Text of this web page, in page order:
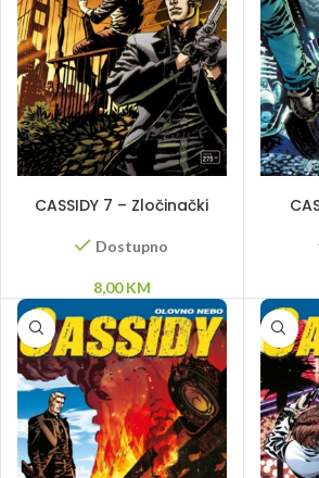
CASSIDY 7 – Zločinački
Dostupno
8,00KM